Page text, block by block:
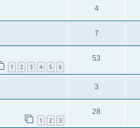
4
7
1 2 3 4 5 6
53
3
1 2 3
28